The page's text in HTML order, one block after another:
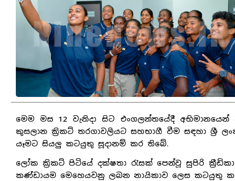
මෙම මස 12 වැනිදා සිට එංගලන්තයේදී
කුසලාන ක්‍රිකට් තරගාවලියට සහභාගී වීම සඳහා ශ්‍රී
යෑමට සියලු කටයුතු සූදානම් කර තිබේ.
ලෝක ක්‍රිකට් පිටියේ දක්ෂතා රැසක් පෙන්වූ සුපිරි
කණ්ඩායම මෙහෙයවනු ලබන නායිකාව ලෙස කටයුතු